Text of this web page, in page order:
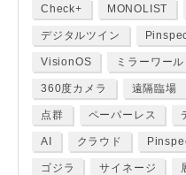
Check+ MONOLIST
デジタルツイン
VisionOS ミラーワール
360度カメラ 遠隔臨場
点群 ペーパーレス
AI クラウド
ゴジラ サイネージ